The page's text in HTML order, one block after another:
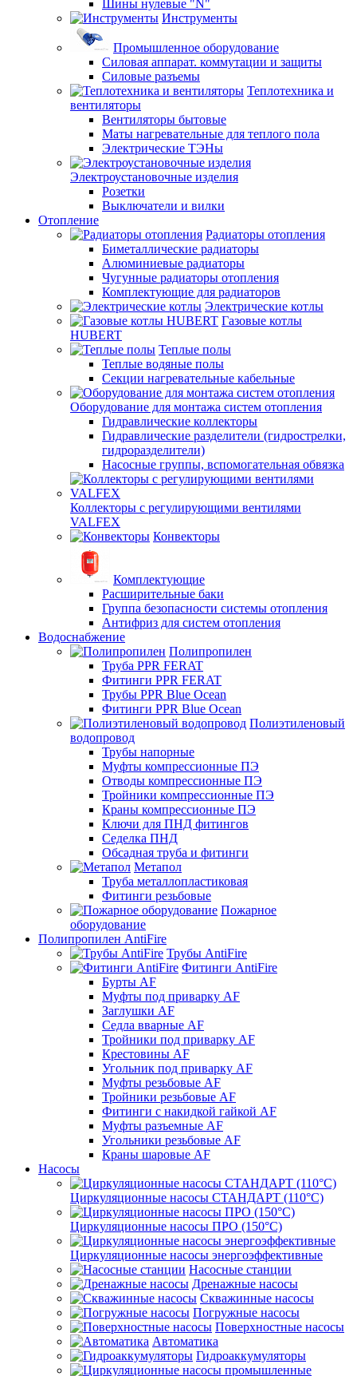
Шины нулевые "N"
Инструменты
Промышленное оборудование
Силовая аппарат. коммутации и защиты
Силовые разъемы
Теплотехника и
вентиляторы
Вентиляторы бытовые
Маты нагревательные для теплого пола
Электрические ТЭНы
Электроустановочные изделия
Розетки
Выключатели и вилки
Отопление
Радиаторы отопления
Биметаллические радиаторы
Алюминиевые радиаторы
Чугунные радиаторы отопления
Комплектующие для радиаторов
Электрические котлы
Газовые котлы
HUBERT
Теплые полы
Теплые водяные полы
Секции нагревательные кабельные
Оборудование для монтажа систем отопления
Гидравлические коллекторы
Гидравлические разделители (гидрострелки,
гидроразделители)
Насосные группы, вспомогательная обвязка
Коллекторы с регулирующими вентилями
VALFEX
Конвекторы
Комплектующие
Расширительные баки
Группа безопасности системы отопления
Антифриз для систем отопления
Водоснабжение
Полипропилен
Труба PPR FERAT
Фитинги PPR FERAT
Трубы PPR Blue Ocean
Фитинги PPR Blue Ocean
Полиэтиленовый
водопровод
Трубы напорные
Муфты компрессионные ПЭ
Отводы компрессионные ПЭ
Тройники компрессионные ПЭ
Краны компрессионные ПЭ
Ключи для ПНД фитингов
Седелка ПНД
Обсадная труба и фитинги
Метапол
Труба металлопластиковая
Фитинги резьбовые
Пожарное
оборудование
Полипропилен AntiFire
Трубы AntiFire
Фитинги AntiFire
Бурты AF
Муфты под приварку AF
Заглушки AF
Седла вварные AF
Тройники под приварку AF
Крестовины AF
Угольник под приварку AF
Муфты резьбовые AF
Тройники резьбовые AF
Фитинги с накидкой гайкой AF
Муфты разъемные AF
Угольники резьбовые AF
Краны шаровые AF
Насосы
Циркуляционные насосы СТАНДАРТ (110°C)
Циркуляционные насосы ПРО (150°C)
Циркуляционные насосы энергоэффективные
Насосные станции
Дренажные насосы
Скважинные насосы
Погружные насосы
Поверхностные насосы
Автоматика
Гидроаккумуляторы